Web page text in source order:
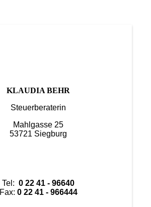
KLAUDIA BEHR
Steuerberaterin
Mahlgasse 25
53721 Siegburg
Tel: 0 22 41 - 96640
Fax: 0 22 41 - 966444